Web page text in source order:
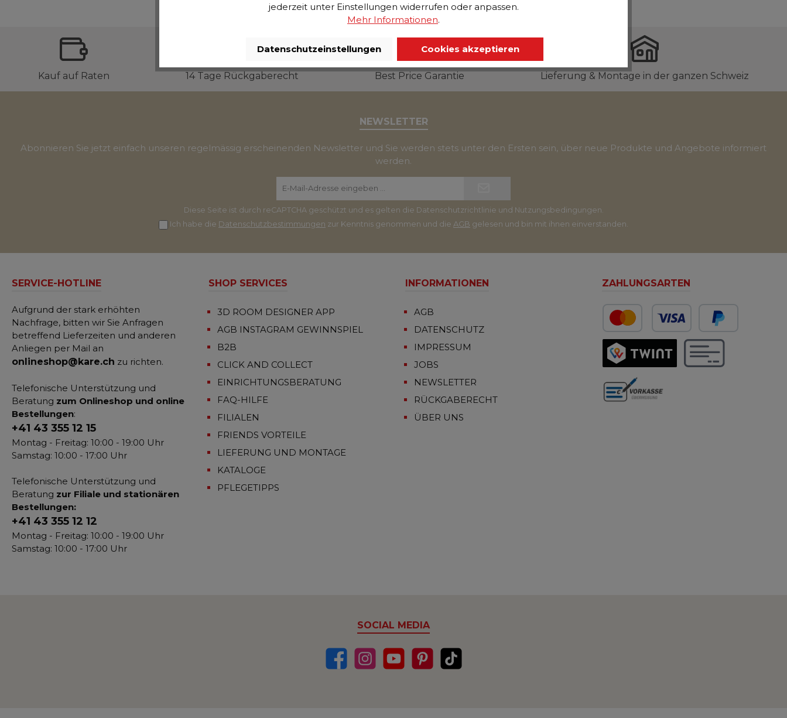
Kauf auf Raten 14 Tage Rückgaberecht Best Price Garantie Lieferung & Montage in der ganzen Schweiz
NEWSLETTER
Abonnieren Sie jetzt einfach unseren regelmässig erscheinenden Newsletter und Sie werden stets unter den Ersten sein, über neue Produkte und Angebote informiert
werden.
Mail-
Adresse*
Diese Seite ist durch reCAPTCHA geschützt und es gelten die Datenschutzrichtlinie und Nutzungsbedingungen
Ich habe die Datenschutzbestimmungen zur Kenntnis genommen und die AGB gelesen und bin mit ihnen einverstanden.
SERVICE-HOTLINE
Aufgrund der stark erhöhten
Nachfrage, bitten wir Sie Anfragen
betreffend Lieferzeiten und anderen
Anliegen per Mail an
onlineshop@kare.ch zu richten.
Telefonische Unterstützung und
Beratung zum Onlineshop und online
Bestellungen:
+41 43 355 12 15
Montag - Freitag: 10:00 - 19:00 Uhr
Samstag: 10:00 - 17:00 Uhr
Telefonische Unterstützung und
Beratung zur Filiale und stationären
Bestellungen:
+41 43 355 12 12
Montag - Freitag: 10:00 - 19:00 Uhr
Samstag: 10:00 - 17:00 Uhr
SHOP SERVICES
3D ROOM DESIGNER APP
AGB INSTAGRAM GEWINNSPIEL
B2B
CLICK AND COLLECT
EINRICHTUNGSBERATUNG
FAQ-HILFE
FILIALEN
FRIENDS VORTEILE
LIEFERUNG UND MONTAGE
KATALOGE
PFLEGETIPPS
INFORMATIONEN
AGB
DATENSCHUTZ
IMPRESSUM
JOBS
NEWSLETTER
RÜCKGABERECHT
ÜBER UNS
ZAHLUNGSARTEN
SOCIAL MEDIA
jederzeit unter Einstellungen widerrufen oder anpassen.
Mehr Informationen.
Datenschutzeinstellungen Cookies akzeptieren